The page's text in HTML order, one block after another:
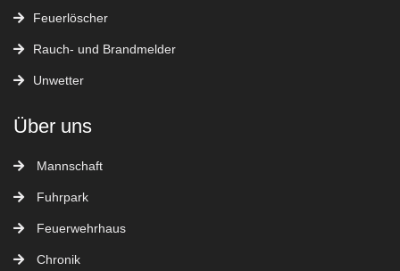
Feuerlöscher
Rauch- und Brandmelder
Unwetter
Über uns
Mannschaft
Fuhrpark
Feuerwehrhaus
Chronik